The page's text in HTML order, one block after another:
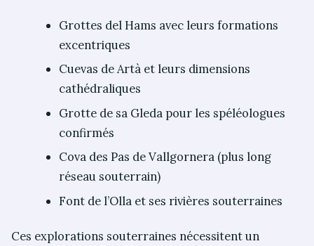
Grottes del Hams avec leurs formations
excentriques
Cuevas de Artà et leurs dimensions
cathédraliques
Grotte de sa Gleda pour les spéléologues
confirmés
Cova des Pas de Vallgornera (plus long
réseau souterrain)
Font de l’Olla et ses rivières souterraines
Ces explorations souterraines nécessitent un